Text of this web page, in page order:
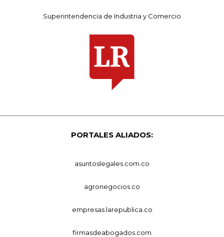
Superintendencia de Industria y Comercio
PORTALES ALIADOS:
asuntoslegales.com.co
agronegocios.co
empresas.larepublica.co
firmasdeabogados.com